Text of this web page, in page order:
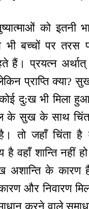
को इतनी
भी बच्चों पर तरस
हैं। प्रयत्न
प्राप्ति क्या?
दु:ख भी मिला
के सुख के साथ
तो जहाँ चिंता है
वहाँ शान्ति नहीं
अशान्ति के
और निवारण
करने वाले